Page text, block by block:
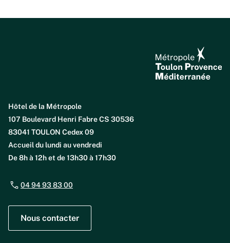
Hôtel de la Métropole
107 Boulevard Henri Fabre CS 30536
83041 TOULON Cedex 09
Accueil du lundi au vendredi
De 8h à 12h et de 13h30 à 17h30
04 94 93 83 00
Nous contacter